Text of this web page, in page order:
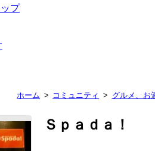
プ
ホーム コミュニティ グルメ、お
Ｓｐａｄａ！